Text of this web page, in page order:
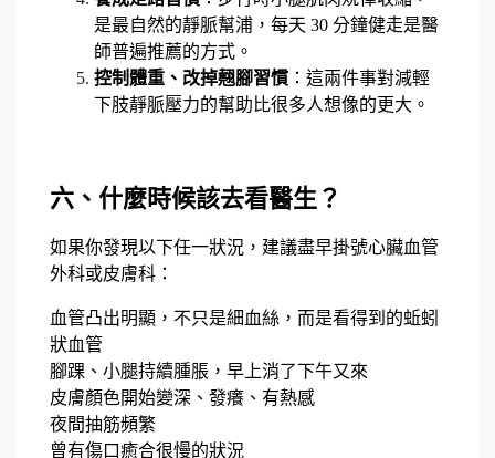
是最自然的靜脈幫浦，每天 30 分鐘健走是醫
師普遍推薦的方式。
控制體重、改掉翹腳習慣 ：這兩件事對減輕
下肢靜脈壓力的幫助比很多人想像的更大。
六、什麼時候該去看醫生？
如果你發現以下任一狀況，建議盡早掛號心臟血管
外科或皮膚科：
血管凸出明顯，不只是細血絲，而是看得到的蚯蚓
狀血管
腳踝、小腿持續腫脹，早上消了下午又來
皮膚顏色開始變深、發癢、有熱感
夜間抽筋頻繁
曾有傷口癒合很慢的狀況